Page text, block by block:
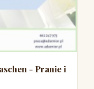
- Pranie i